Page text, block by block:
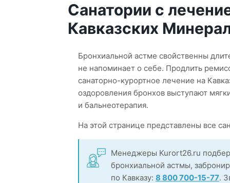
Санатории с
Кавказских
Бронхиальной астме свойственны
не напоминает о себе. Продлить
санаторно-курортное лечение на
оздоровления бронхов выступают
и бальнеотерапия.
На этой странице представлены все
Менеджеры Kurort26.ru
бронхиальной астмы,
по Кавказу: 8 800 700-15-77.